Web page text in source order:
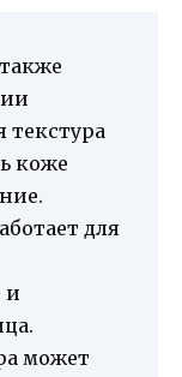
текстура
коже
для
и
может